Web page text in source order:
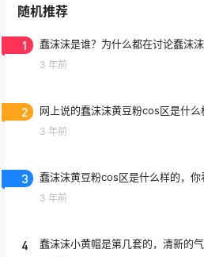
随机推荐
1 蠢沫沫是谁？为什么都在讨论蠢沫
3 年前
2 网上说的蠢沫沫黄豆粉cos区是什
3 年前
3 蠢沫沫黄豆粉cos区是什么样的，你
3 年前
4 蠢沫沫小黄帽是第几套的，清新的